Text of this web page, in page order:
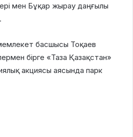
мен Бұқар жырау даңғылы
басшысы Тоқаев
бірге «Таза Қазақстан»
акциясы аясында парк